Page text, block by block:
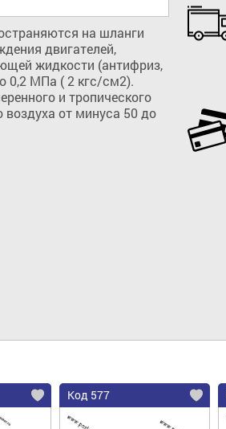
на шланги
двигателей,
жидкости (антифриз,
0,2 МПа ( 2 кгс/см2).
и тропического
от минуса 50 до
Код 577